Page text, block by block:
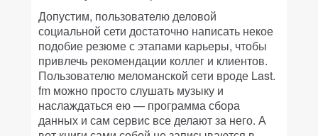
Допустим, пользователю деловой
социальной сети достаточно написать некое
подобие резюме с этапами карьеры, чтобы
привлечь рекомендации коллег и клиентов.
Пользователю меломанской сети вроде Last.
fm можно просто слушать музыку и
наслаждаться ею — программа сбора
данных и сам сервис все делают за него. А